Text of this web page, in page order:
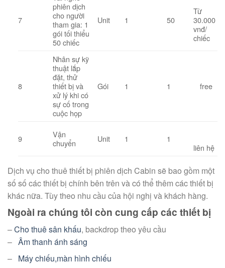
7
phiên dịch
cho người
tham gia: 1
gói tối thiểu
50 chiếc
Unit 1 50
Từ
30.000
vnđ/
chiếc
8
Nhân sự kỹ
thuật lắp
đặt, thử
thiết bị và
xử lý khi có
sự cố trong
cuộc họp
Gói 1 1 free
9
Vận
chuyển
Unit 1
1
liên hệ
Dịch vụ cho thuê thiết bị phiên dịch Cabin sẽ bao gồm một
số số các thiết bị chính bên trên và có thể thêm các thiết bị
khác nữa. Tùy theo nhu cầu của hội nghị và khách hàng.
Ngoài ra chúng tôi còn cung cấp các thiết bị
–Cho thuê sân khấu, backdrop theo yêu cầu
– Âm thanh ánh sáng
– Máy chiếu,màn hình chiếu